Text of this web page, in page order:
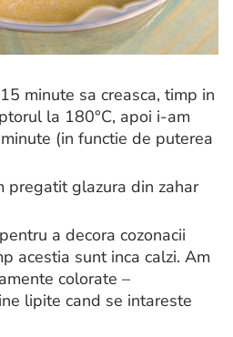
minute sa creasca, timp in
la 180°C, apoi i-am
(in functie de puterea
pregatit glazura din zahar
a decora cozonacii
acestia sunt inca calzi. Am
colorate –
lipite cand se intareste